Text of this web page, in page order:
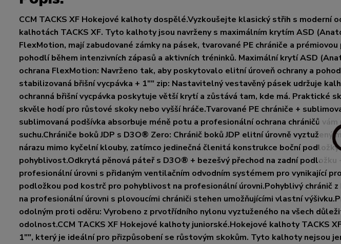
CCM TACKS XF Hokejové kalhoty dospělé.Vyzkoušejte klasický střih s moderní
kalhotách TACKS XF. Tyto kalhoty jsou navrženy s maximálním krytím ASD
FlexMotion, mají zabudované zámky na pásek, tvarované PE chrániče a
pohodlí během intenzivních zápasů a aktivních tréninků. Maximální krytí ASD
ochrana FlexMotion: Navrženo tak, aby poskytovalo elitní úroveň ochrany a
stabilizovaná břišní vycpávka + 1"" zip: Nastavitelný vestavěný pásek udržuje
ochranná břišní vycpávka poskytuje větší krytí a zůstává tam, kde má. Praktické
skvěle hodí pro růstové skoky nebo vyšší hráče.Tvarované PE chrániče +
sublimovaná podšívka absorbuje méně potu a profesionální ochrana chráničů
suchu.Chrániče boků JDP s D3O® Zero: Chránič boků JDP elitní úrovně
nárazu mimo kyčelní klouby, zatímco jedinečná členitá konstrukce boční
pohyblivost.Odkrytá pěnová páteř s D3O® + bezešvý přechod na zadní podložku
profesionální úrovni s přidaným ventilačním odvodním systémem pro vynikající
podložkou pod kostrč pro pohyblivost na profesionální úrovni.Pohyblivý chránič z
na profesionální úrovni s plovoucími chrániči stehen umožňujícími vlastní
odolným proti oděru: Vyrobeno z prvotřídního nylonu vyztuženého na všech
odolnost.CCM TACKS XF Hokejové kalhoty juniorské.Hokejové kalhoty TACKS
1"", který je ideální pro přizpůsobení se růstovým skokům. Tyto kalhoty nejsou